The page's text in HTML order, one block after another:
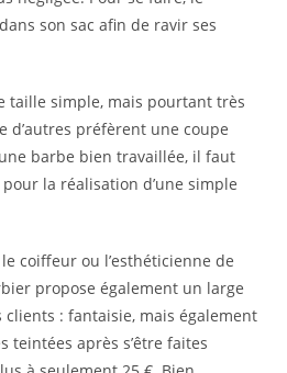
son sac afin de ravir ses
taille simple, mais pourtant très
d’autres préfèrent une coupe
barbe bien travaillée, il faut
la réalisation d’une simple
coiffeur ou l’esthéticienne de
propose également un large
: fantaisie, mais également
teintées après s’être faites